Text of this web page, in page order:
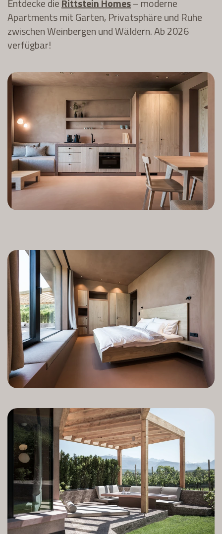
Entdecke dieRittstein Homes– moderne
Apartments mit Garten, Privatsphäre und Ruhe
zwischen Weinbergen und Wäldern. Ab 2026
verfügbar!